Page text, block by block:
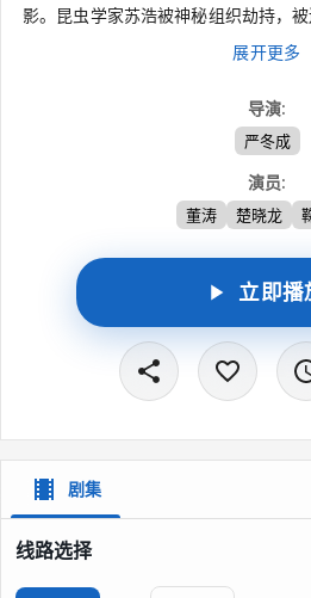
影。昆虫学家苏浩被神秘组织劫持，
因重组实验。随着项目推进，他逐渐
而实验相关人员接连离奇失踪、死亡
展开生死对抗
展开更多
导演:
严冬成
演员:
董涛 楚晓龙
立即播
剧集
线路选择